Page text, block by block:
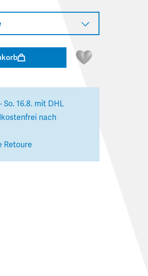
So. 16.8. mit DHL
nach
Retoure